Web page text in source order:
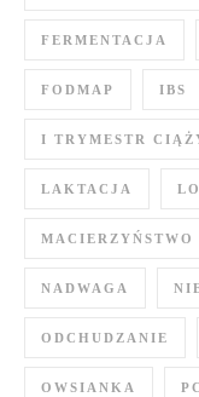
FERMENTACJA
FODMAP IBS
I TRYMESTR
LAKTACJA
MACIERZYŃSTWO
NADWAGA
ODCHUDZANIE
OWSIANKA